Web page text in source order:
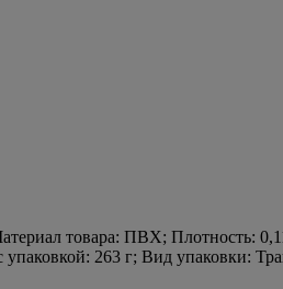
товара: ПВХ; Плотность:
263 г; Вид упаковки: